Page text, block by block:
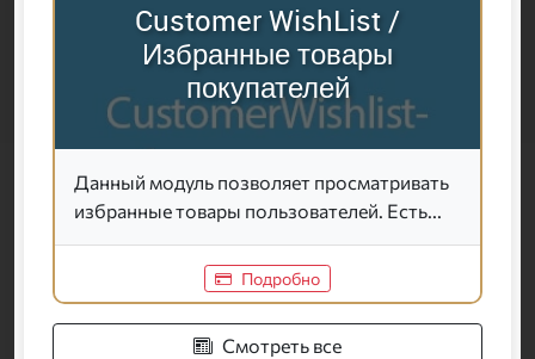
Customer WishList /
Избранные товары
покупателей
Данный модуль позволяет просматривать
избранные товары пользователей. Есть...
Подробно
Смотреть все